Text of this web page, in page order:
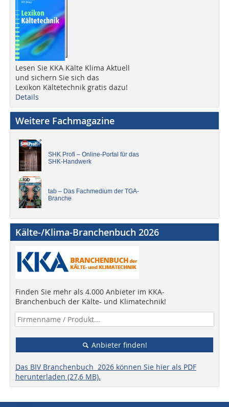
Lesen Sie KKA Kälte Klima Aktuell
und sichern Sie sich das
Lexikon Kältetechnik gratis dazu!
Details
Weitere Fachmagazine
SHK Profi – Online-Portal für das
SHK-Handwerk
tab – Das Fachmedium der TGA-
Branche
Kälte-/Klima-Branchenbuch 2026
Finden Sie mehr als 4.000 Anbieter im KKA-
Branchenbuch der Kälte- und Klimatechnik!
Anbieter finden!
Das BIV Branchenbuch 2026 können Sie hier als PDF
herunterladen (27,6 MB).